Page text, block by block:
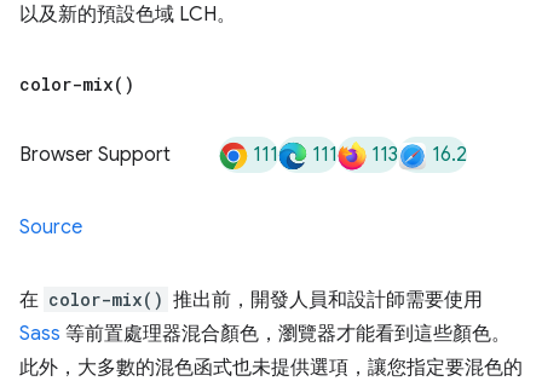
以及新的預設色域 LCH。
color-mix( )
Browser Support 111 111 113 16.2
Source
在 color-mix() 推出前，開發人員和設計師需要使用
Sass 等前置處理器混合顏色，瀏覽器才能看到這些顏色。
此外，大多數的混色函式也未提供選項，讓您指定要混色的